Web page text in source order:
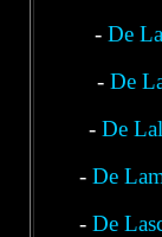
- De
-De
- De
- De
-De